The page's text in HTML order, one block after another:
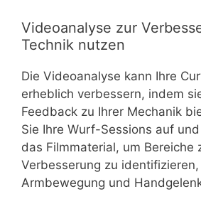
Videoanalyse zur
Technik nutzen
Die Videoanalyse kann Ihre
erheblich verbessern, indem
Feedback zu Ihrer Mechanik
Sie Ihre Wurf-Sessions auf
das Filmmaterial, um Bereiche
Verbesserung zu
Armbewegung und